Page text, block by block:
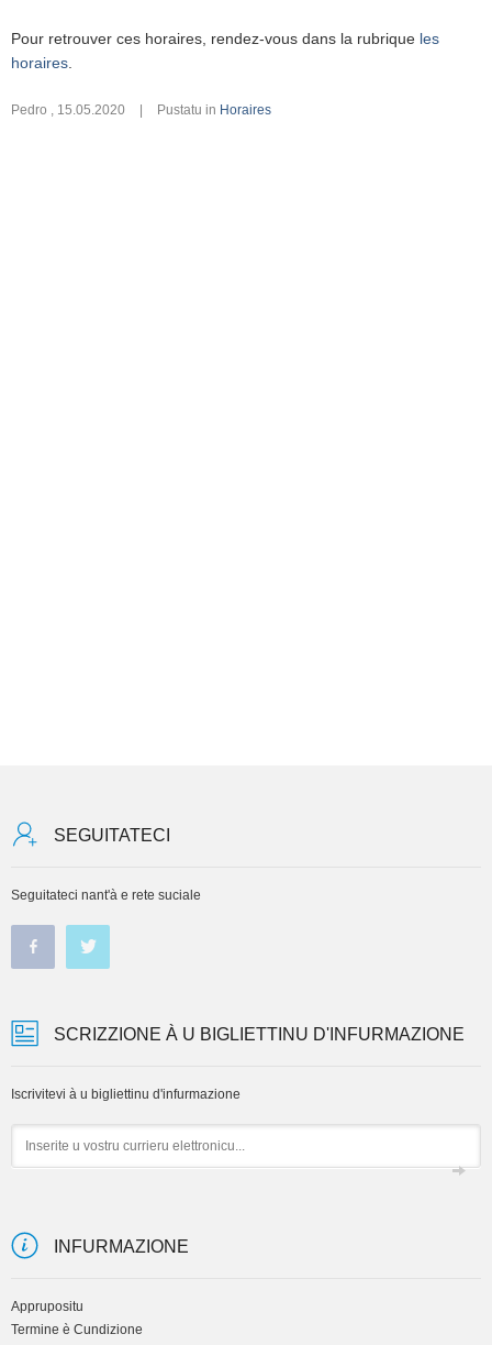
Pour retrouver ces horaires, rendez-vous dans la rubrique les
horaires
Pedro , 15.05.2020 Pustatu in Horaires
SEGUITATECI
Seguitateci nant'à e rete suciale
SCRIZZIONE À U BIGLIETTINU D'INFURMAZIONE
Iscrivitevi à u bigliettinu d'infurmazione
INFURMAZIONE
Apprupositu
Termine è Cundizione